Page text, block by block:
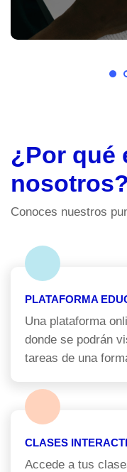
¿Por qué
nosotros?
Conoces nuestros
PLATAFORMA
Una plataforma
donde se podrán
tareas de una
CLASES
Accede a tus